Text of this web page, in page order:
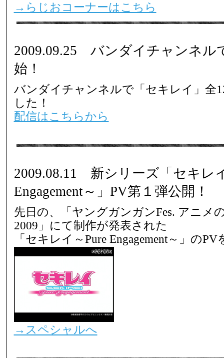
→らじおコーナーはこちら
2009.09.25 バンダイチャンネル
始！
バンダイチャンネルで「セキレイ」全
した！
配信はこちらから
2009.08.11 新シリーズ「セキレ
Engagement～」PV第１弾公開！
先日の、「ヤングガンガンFes. アニメ
2009」にて制作が発表された
「セキレイ～Pure Engagement～」の
→スペシャルへ